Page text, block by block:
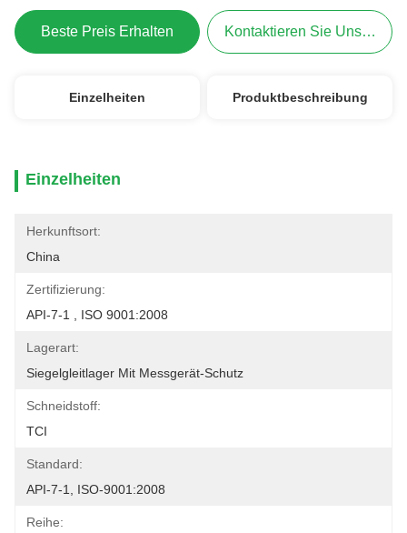
Beste Preis Erhalten Kontaktieren Sie Uns Jetzt
Einzelheiten Produktbeschreibung
Einzelheiten
Herkunftsort:
China
Zertifizierung:
API-7-1 , ISO 9001:2008
Lagerart:
Siegelgleitlager Mit Messgerät-Schutz
Schneidstoff:
TCI
Standard:
API-7-1, ISO-9001:2008
Reihe: